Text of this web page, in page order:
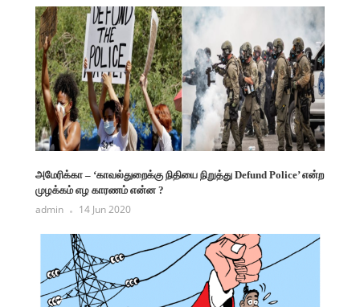
அமேரிக்கா – ‘காவல்துறைக்கு நிதியை நிறுத்து Defund Police’ என்ற
முழக்கம் எழ காரணம் என்ன ?
admin 14 Jun 2020